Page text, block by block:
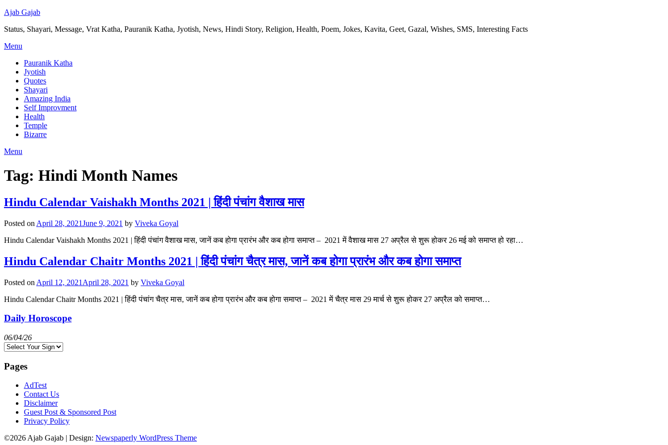
Ajab Gajab
Status, Shayari, Message, Vrat Katha, Pauranik Katha, Jyotish, News, Hindi Story, Religion, Health, Poem, Jokes, Kavita, Geet, Gazal, Wishes, SMS, Interesting Facts
Menu
Pauranik Katha
Jyotish
Quotes
Shayari
Amazing India
Self Improvment
Health
Temple
Bizarre
Menu
Tag: Hindi Month Names
Hindu Calendar Vaishakh Months 2021 | हिंदी पंचांग वैशाख मास
Posted on April 28, 2021June 9, 2021 by Viveka Goyal
Hindu Calendar Vaishakh Months 2021 | हिंदी पंचांग वैशाख मास, जानें कब होगा प्रारंभ और कब होगा समाप्त – 2021 में वैशाख मास 27 अप्रैल से शुरू होकर 26 मई को समाप्त हो रहा…
Hindu Calendar Chaitr Months 2021 | हिंदी पंचांग चैत्र मास, जानें कब होगा प्रारंभ और कब होगा समाप्त
Posted on April 12, 2021 April 28, 2021 by Viveka Goyal
Hindu Calendar Chaitr Months 2021 | हिंदी पंचांग चैत्र मास, जानें कब होगा प्रारंभ और कब होगा समाप्त – 2021 में चैत्र मास 29 मार्च से शुरू होकर 27 अप्रैल को समाप्त…
Daily Horoscope
06/04/26
Pages
AdTest
Contact Us
Disclaimer
Guest Post & Sponsored Post
Privacy Policy
©2026 Ajab Gajab
| Design: Newspaperly WordPress Theme